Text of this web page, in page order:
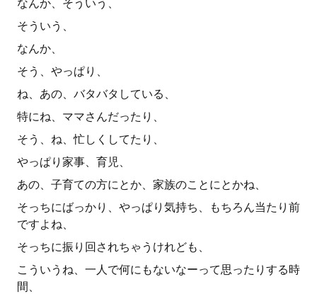
なんか、そういう、
そういう、
なんか、
そう、やっぱり、
ね、あの、バタバタしている、
特にね、ママさんだったり、
そう、ね、忙しくしてたり、
やっぱり家事、育児、
あの、子育ての方にとか、家族のことにとかね、
そっちにばっかり、やっぱり気持ち、もちろん当たり前
ですよね、
そっちに振り回されちゃうけれども、
こういうね、一人で何にもないなーって思ったりする時
間、